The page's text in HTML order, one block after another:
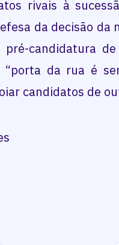
rivais à
da decisão da
candidatura
da rua é
candidatos de